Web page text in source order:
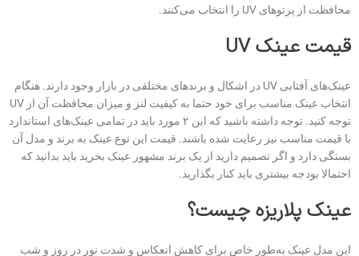
محافظت از پرتوهای UV را انتخاب می‌کنند.
قیمت عینکUV
عینک‌های آفتابی‌ UV در اشکال و برندهای مختلفی در بازار وجود دارند. هنگام
انتخاب عینک مناسب برای خود حتما به کیفیت لنز و میزان محافظت آن از UV
توجه کنید. توجه داشته باشید که این ۲ مورد باید در تمامی عینک‌های استاندارد
با قیمت مناسب نیز رعایت شده باشند. قیمت این نوع عینک به برند و مدل آن
بستگی دارد و اگر تصمیم دارید از یک برند مشهور عینک بخرید باید بدانید که
احتمالا بودجه بیشتری باید کنار بگذارید.
عینک پلاریزه چیست؟
این مدل عینک به‌طور خاص برای کاهش انعکاس و شدت نور در روز و شب